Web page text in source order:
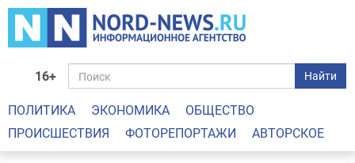
16+ Найти
ПОЛИТИКА ЭКОНОМИКА
ОБЩЕСТВО
ПРОИСШЕСТВИЯ
ФОТОРЕПОРТАЖИ АВТОРСКОЕ